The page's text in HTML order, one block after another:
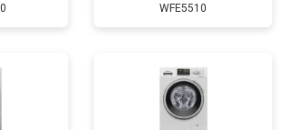
WFE5510